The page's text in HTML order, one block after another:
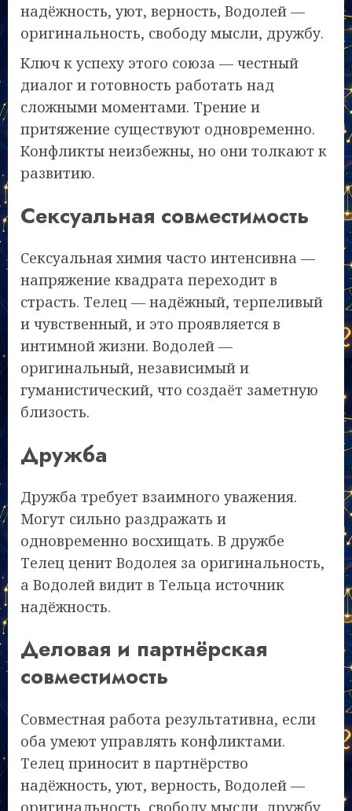
надёжность, уют, верность, Водолей —
оригинальность, свободу мысли, дружбу.
Ключ к успеху этого союза — честный
диалог и готовность работать над
сложными моментами. Трение и
притяжение существуют одновременно.
Конфликты неизбежны, но они толкают к
развитию.
Сексуальная совместимость
Сексуальная химия часто интенсивна —
напряжение квадрата переходит в
страсть. Телец — надёжный, терпеливый
и чувственный, и это проявляется в
интимной жизни. Водолей —
оригинальный, независимый и
гуманистический, что создаёт заметную
близость.
Дружба
Дружба требует взаимного уважения.
Могут сильно раздражать и
одновременно восхищать. В дружбе
Телец ценит Водолея за оригинальность,
а Водолей видит в Тельца источник
надёжность.
Деловая и партнёрская
совместимость
Совместная работа результативна, если
оба умеют управлять конфликтами.
Телец приносит в партнёрство
надёжность, уют, верность, Водолей —
оригинальность, свободу мысли, дружбу.